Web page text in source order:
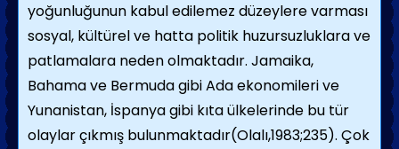
yoğunluğunun kabul edilemez düzeylere varması
sosyal, kültürel ve hatta politik huzursuzluklara ve
patlamalara neden olmaktadır. Jamaika,
Bahama ve Bermuda gibi Ada ekonomileri ve
Yunanistan, İspanya gibi kıta ülkelerinde bu tür
olaylar çıkmış bulunmaktadır(Olalı,1983;235). Çok